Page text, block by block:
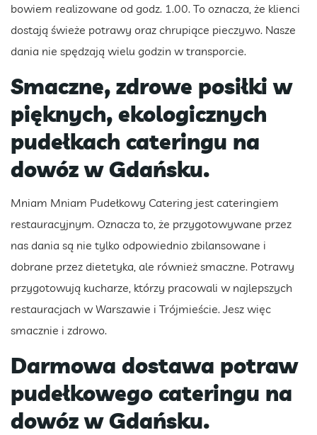
bowiem realizowane od godz. 1.00. To oznacza, że klienci
dostają świeże potrawy oraz chrupiące pieczywo. Nasze
dania nie spędzają wielu godzin w transporcie.
Smaczne, zdrowe posiłki w
pięknych, ekologicznych
pudełkach cateringu na
dowóz w Gdańsku.
Mniam Mniam Pudełkowy Catering jest cateringiem
restauracyjnym. Oznacza to, że przygotowywane przez
nas dania są nie tylko odpowiednio zbilansowane i
dobrane przez dietetyka, ale również smaczne. Potrawy
przygotowują kucharze, którzy pracowali w najlepszych
restauracjach w Warszawie i Trójmieście. Jesz więc
smacznie i zdrowo.
Darmowa dostawa potraw
pudełkowego cateringu na
dowóz w Gdańsku.